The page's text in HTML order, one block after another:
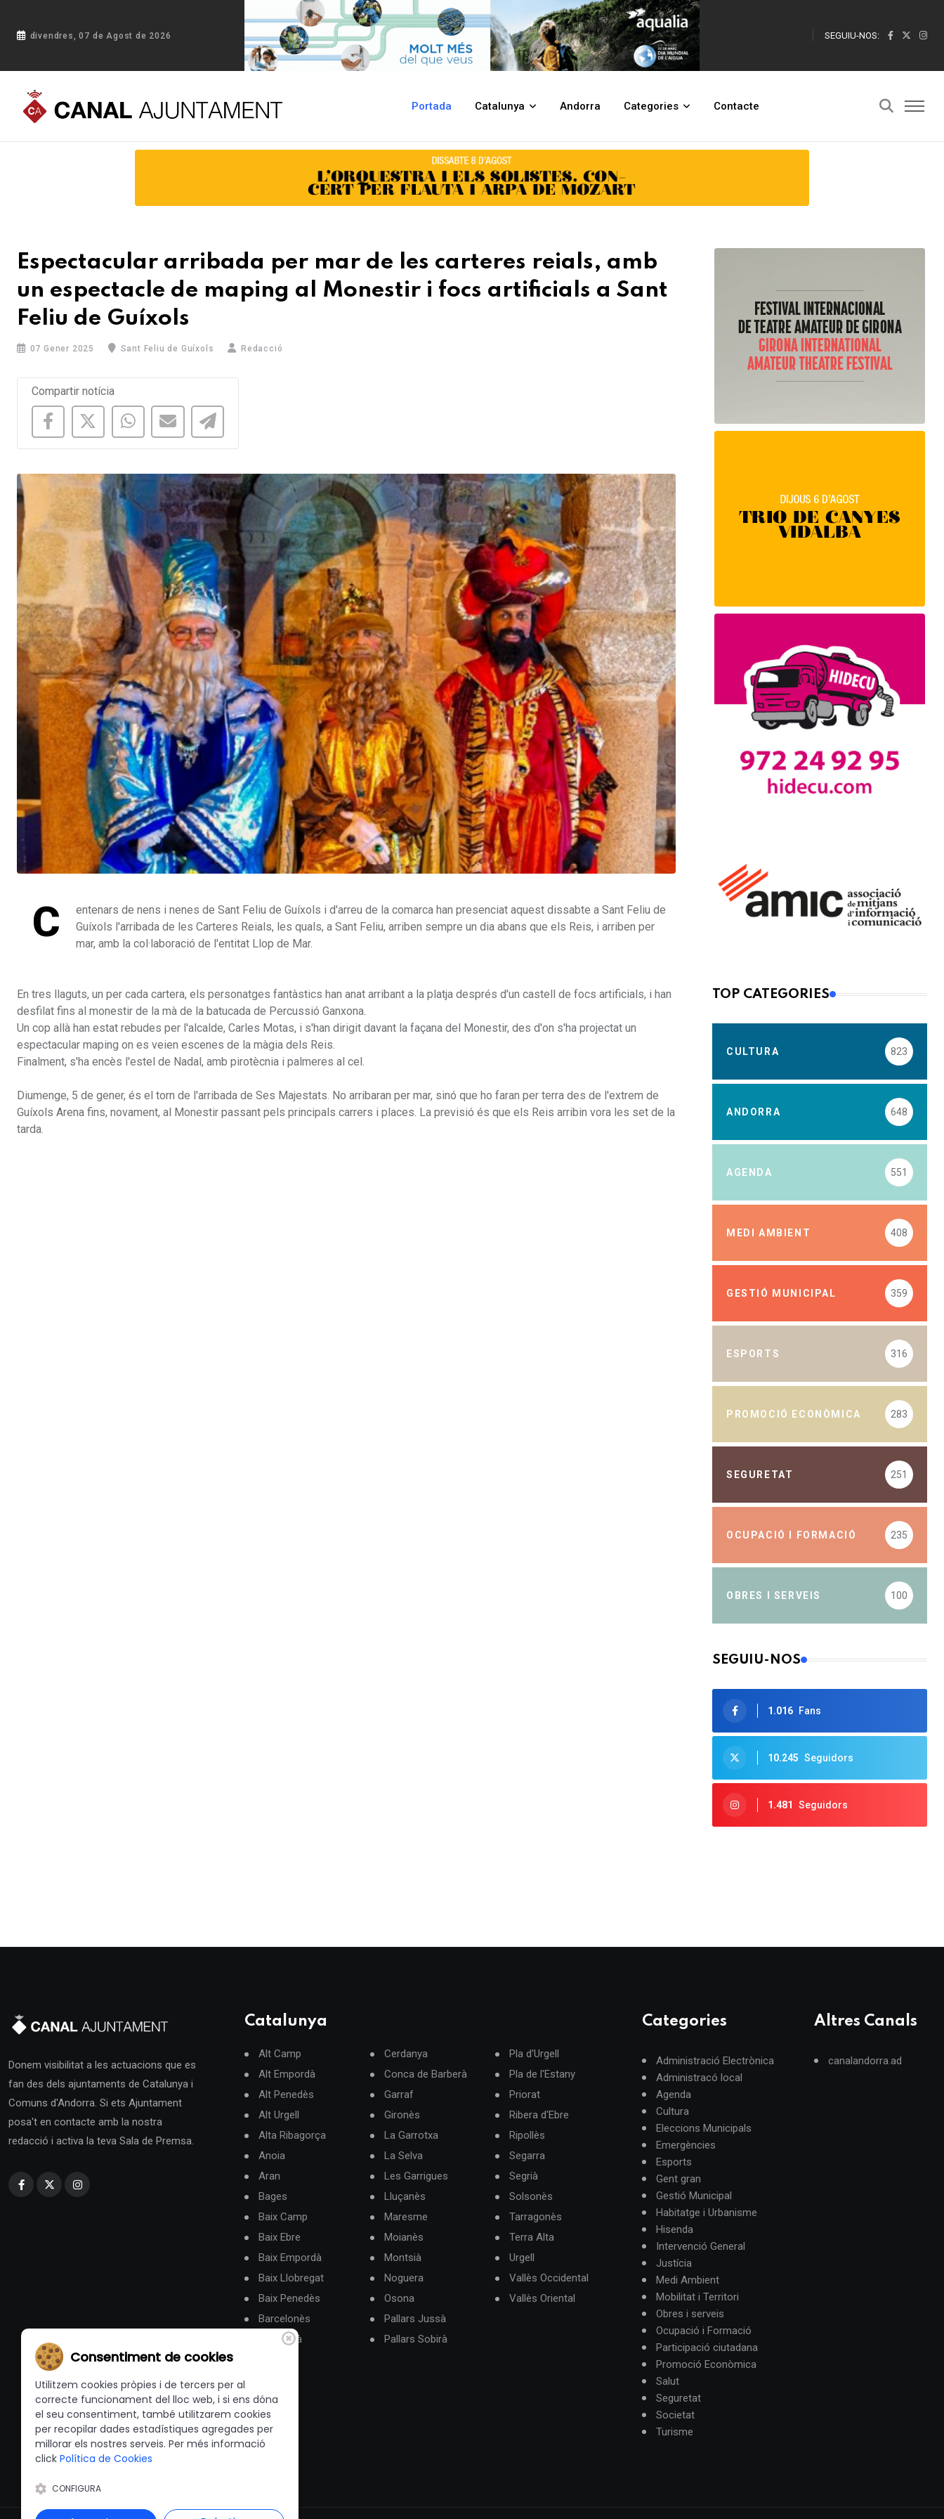
divendres, 07 de Agost de 2026 SEGUIU-NOS:
Portada Catalunya Andorra Categories Contacte
Portada Blog Espectacular arribada per mar de les carteres reials, amb un espectacle de maping al Monestir i focs artificials a Sant Feliu de Guíxols
Espectacular arribada per mar de les carteres reials, amb
un espectacle de maping al Monestir i focs artificials a Sant
Feliu de Guíxols
07 Gener 2025 Sant Feliu de Guíxols Redacció
Compartir notícia
C
entenars de nens i nenes de Sant Feliu de Guíxols i d'arreu de la comarca han presenciat aquest dissabte a Sant Feliu de
Guíxols l'arribada de les Carteres Reials, les quals, a Sant Feliu, arriben sempre un dia abans que els Reis, i arriben per
mar, amb la col·laboració de l'entitat Llop de Mar.
En tres llaguts, un per cada cartera, els personatges fantàstics han anat arribant a la platja després d'un castell de focs artificials, i han
desfilat fins al monestir de la mà de la batucada de Percussió Ganxona.
Un cop allà han estat rebudes per l'alcalde, Carles Motas, i s'han dirigit davant la façana del Monestir, des d'on s'ha projectat un
espectacular maping on es veien escenes de la màgia dels Reis.
Finalment, s'ha encès l'estel de Nadal, amb pirotècnia i palmeres al cel.
Diumenge, 5 de gener, és el torn de l'arribada de Ses Majestats. No arribaran per mar, sinó que ho faran per terra des de l'extrem de
Guíxols Arena fins, novament, al Monestir passant pels principals carrers i places. La previsió és que els Reis arribin vora les set de la
tarda.
TOP CATEGORIES
CULTURA 823
ANDORRA 648
AGENDA 551
MEDI AMBIENT 408
GESTIÓ MUNICIPAL 359
ESPORTS 316
PROMOCIÓ ECONÒMICA 283
SEGURETAT 251
OCUPACIÓ I FORMACIÓ 235
OBRES I SERVEIS 100
SEGUIU-NOS
1.016 Fans
10.245 Seguidors
1.481 Seguidors
Donem visibilitat a les actuacions que es
fan des dels ajuntaments de Catalunya i
Comuns d'Andorra. Si ets Ajuntament
posa't en contacte amb la nostra
redacció i activa la teva Sala de Premsa.
Catalunya
Alt Camp
Alt Empordà
Alt Penedès
Alt Urgell
Alta Ribagorça
Anoia
Aran
Bages
Baix Camp
Baix Ebre
Baix Empordà
Baix Llobregat
Baix Penedès
Barcelonès
Berguedà
Cerdanya
Conca de Barberà
Garraf
Gironès
La Garrotxa
La Selva
Les Garrigues
Lluçanès
Maresme
Moianès
Montsià
Noguera
Osona
Pallars Jussà
Pallars Sobirà
Pla d'Urgell
Pla de l'Estany
Priorat
Ribera d'Ebre
Ripollès
Segarra
Segrià
Solsonès
Tarragonès
Terra Alta
Urgell
Vallès Occidental
Vallès Oriental
Categories
Administració Electrònica
Administracó local
Agenda
Cultura
Eleccions Municipals
Emergències
Esports
Gent gran
Gestió Municipal
Habitatge i Urbanisme
Hisenda
Intervenció General
Justícia
Medi Ambient
Mobilitat i Territori
Obres i serveis
Ocupació i Formació
Participació ciutadana
Promoció Econòmica
Salut
Seguretat
Societat
Turisme
Altres Canals
canalandorra.ad
Consentiment de cookies
Utilitzem cookies pròpies i de tercers per al
correcte funcionament del lloc web, i si ens dóna
el seu consentiment, també utilitzarem cookies
per recopilar dades estadístiques agregades per
millorar els nostres serveis. Per més informació
click Política de Cookies
CONFIGURA